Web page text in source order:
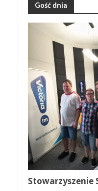
Gość dnia
Stowarzyszenie